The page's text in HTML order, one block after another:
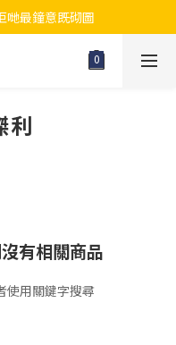
哋最鐘意既砌圖
利
有相關商品
使用關鍵字搜尋